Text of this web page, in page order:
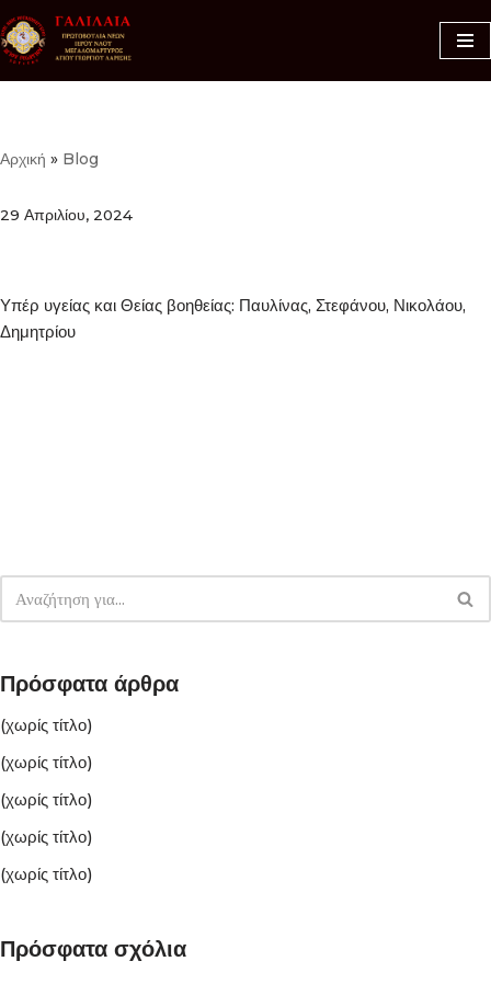
Μεταπηδήστε
στο
Αρχική » Blog
29 Απριλίου, 2024
Υπέρ υγείας και Θείας βοηθείας: Παυλίνας, Στεφάνου, Νικολάου,
Δημητρίου
Πρόσφατα άρθρα
(χωρίς τίτλο)
(χωρίς τίτλο)
(χωρίς τίτλο)
(χωρίς τίτλο)
(χωρίς τίτλο)
Πρόσφατα σχόλια